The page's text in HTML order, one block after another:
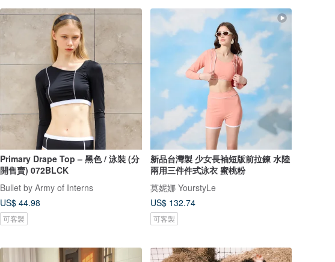
Primary Drape Top – 黑色 / 泳裝 (分
開售賣) 072BLCK
Bullet by Army of Interns
US$ 44.98
可客製
新品台灣製 少女長袖短版前拉鍊 水陸
兩用三件件式泳衣 蜜桃粉
莫妮娜 YourstyLe
US$ 132.74
可客製